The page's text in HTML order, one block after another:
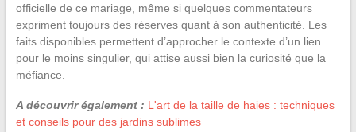
officielle de ce mariage, même si quelques commentateurs
expriment toujours des réserves quant à son authenticité. Les
faits disponibles permettent d’approcher le contexte d’un lien
pour le moins singulier, qui attise aussi bien la curiosité que la
méfiance.
A découvrir également : L'art de la taille de haies : techniques
et conseils pour des jardins sublimes